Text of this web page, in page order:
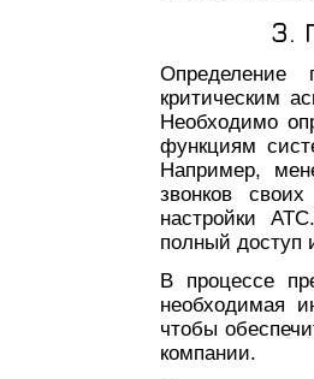
3.
Определение
критическим
Необходимо
функциям
Например,
звонков
настройки
полный доступ
В процессе
необходимая
чтобы
компании.